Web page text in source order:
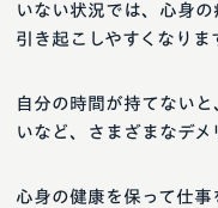
いない状況では、心身
引き起こしやすくなりま
自分の時間が持てない
いなど、さまざまなデメ
心身の健康を保って仕